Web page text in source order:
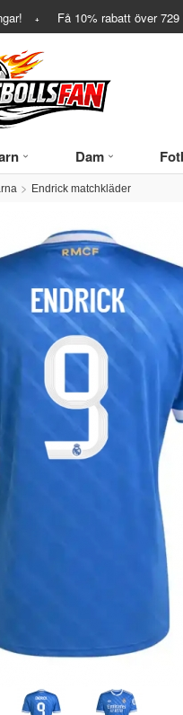
Få 10% rabatt över729
Dam
Endrick matchkläder